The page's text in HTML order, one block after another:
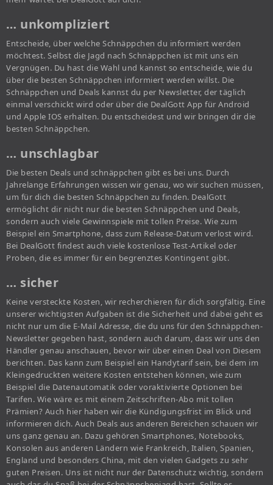
… unkompliziert
Entscheide, über welche Schnäppchen du informiert werden
möchtest. Selbst die Jagd nach Schnäppchen ist mit uns ein
Vergnügen. Du hast die Wahl und kannst so entscheide, wie du
über die besten Schnäppchen informiert werden willst. Die
Schnäppchen und Deals kannst du per Newsletter, der täglich
einmal verschickt wird oder über die DealGott App für Android
und Apple IOS erhalten. Du entscheidest und wir bringen dir die
besten Schnäppchen.
… unschlagbar
Die besten Deals und schnäppchen gibt es bei uns. Durch
Jahrelange Erfahrungen wissen wir genau, wo wir suchen müssen,
um für dich die besten Schnäppchen zu finden. DealGott
ermöglicht dir nicht nur die besten Schnäppchen und Deals,
sondern auch viele Gewinnspiele mit tollen Preise. Wie zum
Beispiel ein Smartphone, dass zum Release-Datum verlost wird.
Bei DealGott findest auch viele kostenlose Test-Artikel oder
Proben, die es immer für ein begrenztes Kontingent gibt.
… sicher
Keine versteckte Kosten, wir recherchieren für dich sorgfältig. Eine
unserer wichtigsten Aufgaben ist die Sicherheit und dabei geht es
nicht nur um die E-Mail Adresse, die du uns für den Schnäppchen-
Newsletter gegeben hast, sondern auch darum, dass wir uns den
Händler genau anschauen, bevor wir über einen Deal von Diesem
berichten. Das kann zum Beispiel ein Handytarif sein, bei dem im
Kleingedruckten weitere Kosten entstehen können, wie zum
Beispiel die Datenautomatik oder voraktivierte Optionen bei
Tarifen. Wie wäre es mit einem Zeitschriften-Abo mit tollen
Prämien? Auch hier haben wir die Kündigungsfrist im Blick und
informieren dich. Auch Deals aus anderen Bereichen schauen wir
uns ganz genau an. Dazu gehören Smartphones, Notebooks,
Konsolen aus anderen Ländern wie Frankreich, Italien, Spanien,
England und besonders China, mit den vielen Gadgets zu sehr
guten Preisen. Uns ist nicht nur der Datenschutz wichtig, sondern